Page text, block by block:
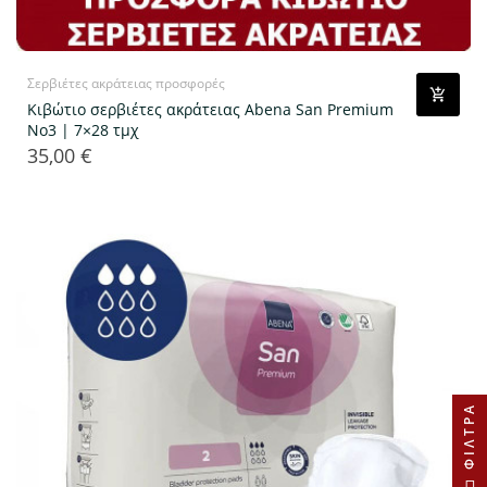
Σερβιέτες ακράτειας προσφορές
Κιβώτιο σερβιέτες ακράτειας Abena San Premium
No3 | 7×28 τμχ
Τιμή
35,00 €
ΦΊΛΤΡΑ